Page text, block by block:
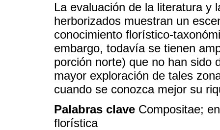
La evaluación de la literatura y
herborizados muestran un
conocimiento florístico-
embargo, todavía se tienen
porción norte) que no han sido
mayor exploración de tales
cuando se conozca mejor su
Palabras clave Compositae;
florística